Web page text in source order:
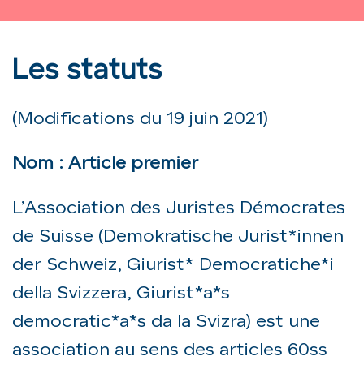
Les statuts
(Modifications du 19 juin 2021)
Nom : Article premier
L’Association des Juristes Démocrates
de Suisse (Demokratische Jurist*innen
der Schweiz, Giurist* Democratiche*i
della Svizzera, Giurist*a*s
democratic*a*s da la Svizra) est une
association au sens des articles 60ss